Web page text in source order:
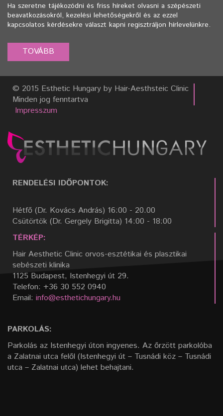
Ha szeretne tájékozódni és friss híreket olvasni a szépészeti
beavatkozásokról, kezelési lehetőségekről és az ezzel
kapcsolatos kérdésekre választ kapni regisztráljon hírlevelünkre.
© 2015 Esthetic Hungary by Hair-Aesthsteic Clinic
Minden jog fenntartva
Impresszum
RENDELÉSI IDŐPONTOK:
Hétfő (Dr. Kovács András) 16:00 - 20.00
Csütörtök (Dr. Gergely Brigitta) 14:00 - 18:00
TÉRKÉP:
Hair Aesthetic Clinic orvos-esztétikai és plasztikai
sebészeti klinika
1125 Budapest, Istenhegyi út 29.
Telefon: +36 30 552 0940
Email: info@esthetichungary.hu
PARKOLÁS:
Parkolás az Istenhegyi úton ingyenes. Az őrzött parkolóba
a Zalatnai utca felől (Istenhegyi út – Tusnádi köz – Tusnádi
utca – Zalatnai utca) lehet behajtani.